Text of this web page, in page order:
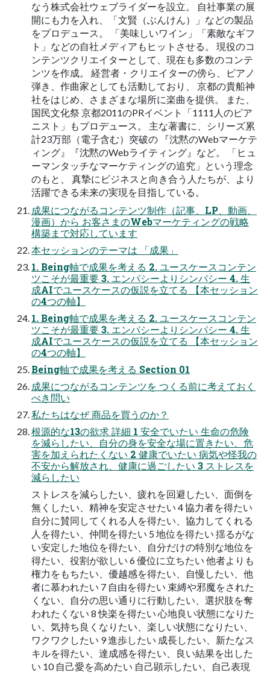
なう株式会社ウェブライダーを設立。 自社事業の展
開にも力を入れ、「文賢（ぶんけん）」などの製品
をプロデュース。 「美味しいワイン」「素敵なギフ
ト」などの自社メディアもヒットさせる。 現役のコ
ンテンツクリエイターとして、現在も多数のコンテ
ンツを作成。 経営者・クリエイターの傍ら、ピアノ
弾き、作曲家としても活動しており、 京都の貴船神
社をはじめ、さまざまな場所に楽曲を提供。 また、
国民文化祭 京都2011のPRイベント「1111人のピア
ニスト」もプロデュース。 主な著書に、シリーズ累
計23万部（電子含む）突破の 『沈黙のWebマーケテ
ィング』『沈黙のWebライティング』など。 「ヒュ
ーマンタッチなマーケティングの追究」という理念
のもと、 真摯にビジネスと向き合う人たちが、より
活躍できる未来の実現を目指している。
成果につながるコンテンツ制作（記事、LP、動画、
漫画）から お客さまのWebマーケティングの戦略
構築まで対応しています
本セッションのテーマは 「成果」
1. Being軸で成果を考える 2. ユースケースコンテン
ツこそが最重要 3. エンパシーよりシンパシー 4. 生
成AIでユースケースの仮説を立てる 【本セッション
の4つの軸】
1. Being軸で成果を考える 2. ユースケースコンテン
ツこそが最重要 3. エンパシーよりシンパシー 4. 生
成AIでユースケースの仮説を立てる 【本セッション
の4つの軸】
Being軸で成果を考える Section 01
成果につながるコンテンツを つくる前に考えておく
べき問い
私たちはなぜ 商品を買うのか？
根源的な13の欲求 詳細 1 安全でいたい 生命の危険
を減らしたい、自分の身を安全な場に置きたい、危
害を加えられたくない 2 健康でいたい 病気や怪我の
不安から解放され、健康に過ごしたい 3 ストレスを
減らしたい
ストレスを減らしたい、疲れを回避したい、面倒を
無くしたい、精神を安定させたい 4 協力者を得たい
自分に賛同してくれる人を得たい、協力してくれる
人を得たい、仲間を得たい 5 地位を得たい 揺るがな
い安定した地位を得たい、自分だけの特別な地位を
得たい、役割が欲しい 6 優位に立ちたい 他者よりも
権力をもちたい、優越感を得たい、自慢したい、他
者に慕われたい 7 自由を得たい 束縛や邪魔をされた
くない、自分の思い通りに行動したい、選択肢を奪
われたくない 8 快楽を得たい 心地良い状態になりた
い、気持ち良くなりたい、楽しい状態になりたい、
ワクワクしたい 9 進歩したい 成長したい、新たなス
キルを得たい、達成感を得たい、良い結果を出した
い 10 自己愛を高めたい 自己顕示したい、自己表現